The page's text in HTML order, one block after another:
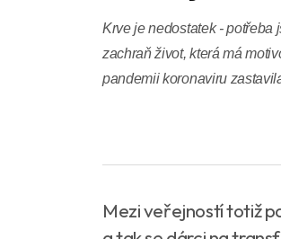
Krve je nedostatek - potřeba
zachraň život, která má
pandemii koronaviru
Mezi veřejností totiž